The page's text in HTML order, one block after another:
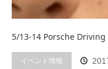
5/13-14 Porsche Driving
イベント情報